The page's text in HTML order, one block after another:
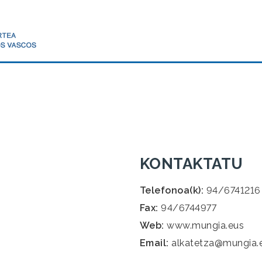
KONTAKTATU
Telefonoa(k): 94/6741216
Fax: 94/6744977
Web: www.mungia.eus
Email: